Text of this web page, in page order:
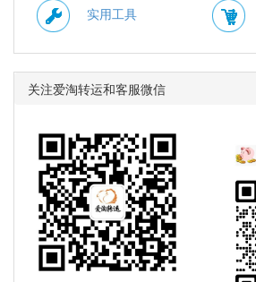
实用工具
关注爱淘转运和客服微信